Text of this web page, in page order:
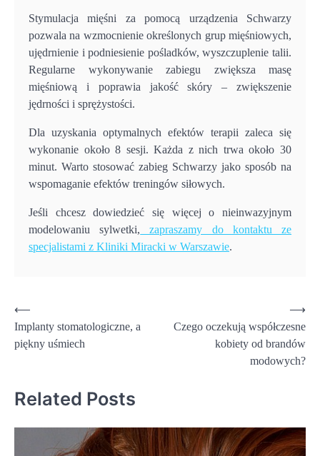
Stymulacja mięśni za pomocą urządzenia Schwarzy
pozwala na wzmocnienie określonych grup mięśniowych,
ujędrnienie i podniesienie pośladków, wyszczuplenie talii.
Regularne wykonywanie zabiegu zwiększa masę
mięśniową i poprawia jakość skóry – zwiększenie
jędrności i sprężystości.
Dla uzyskania optymalnych efektów terapii zaleca się
wykonanie około 8 sesji. Każda z nich trwa około 30
minut. Warto stosować zabieg Schwarzy jako sposób na
wspomaganie efektów treningów siłowych.
Jeśli chcesz dowiedzieć się więcej o nieinwazyjnym
modelowaniu sylwetki, zapraszamy do kontaktu ze
specjalistami z Kliniki Miracki w Warszawie.
Nawigacja
wpisu
⟵
Implanty stomatologiczne, a
piękny uśmiech
Czego oczekują współczesne
kobiety od brandów
modowych?
⟶
Related Posts